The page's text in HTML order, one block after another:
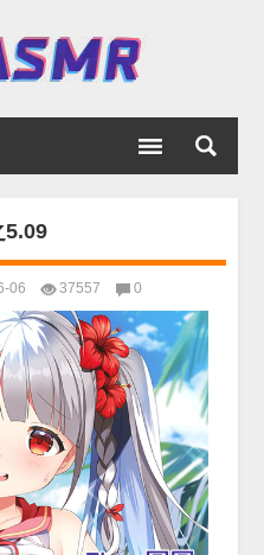
5.09
06 37557 0